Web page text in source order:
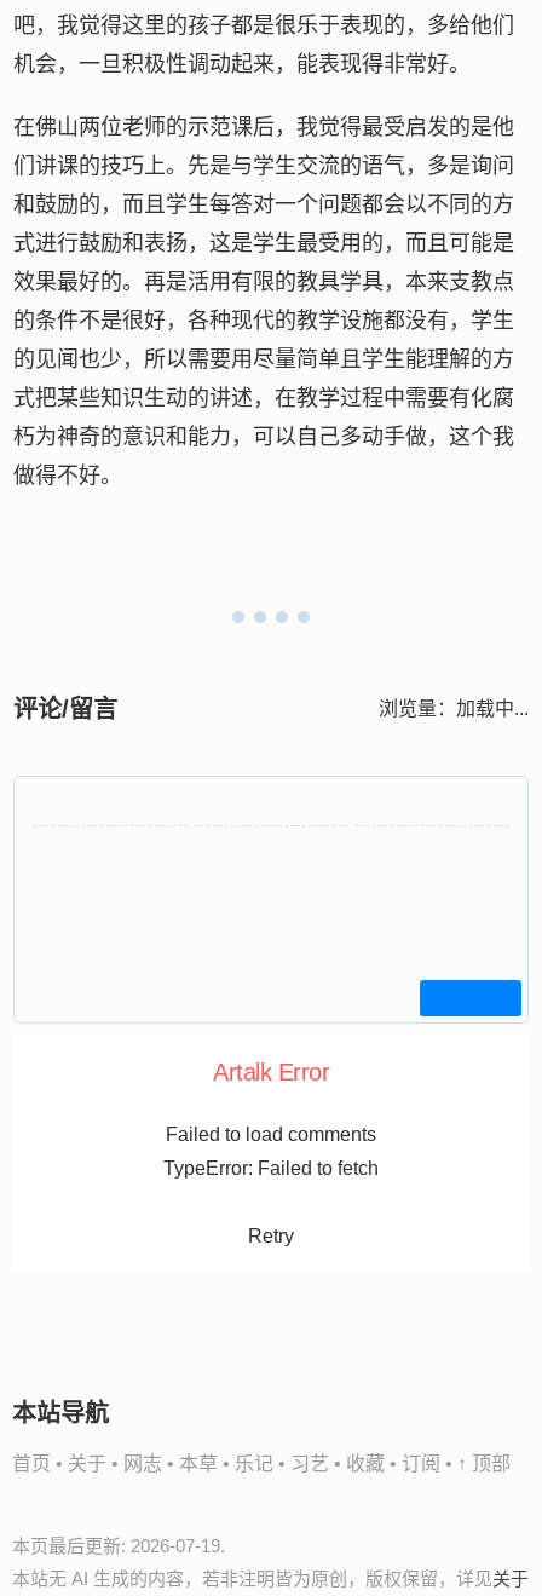
吧，我觉得这里的孩子都是很乐于表现的，多给他们
机会，一旦积极性调动起来，能表现得非常好。
在佛山两位老师的示范课后，我觉得最受启发的是他
们讲课的技巧上。先是与学生交流的语气，多是询问
和鼓励的，而且学生每答对一个问题都会以不同的方
式进行鼓励和表扬，这是学生最受用的，而且可能是
效果最好的。再是活用有限的教具学具，本来支教点
的条件不是很好，各种现代的教学设施都没有，学生
的见闻也少，所以需要用尽量简单且学生能理解的方
式把某些知识生动的讲述，在教学过程中需要有化腐
朽为神奇的意识和能力，可以自己多动手做，这个我
做得不好。
评论/留言 浏览量： 加载中...
Artalk Error
Failed to load comments
TypeError: Failed to fetch
Retry
本站导航
首页 • 关于 • 网志 • 本草 • 乐记 • 习艺 • 收藏 • 订阅 • ↑ 顶部
本页最后更新: 2026-07-19.
本站无 AI 生成的内容，若非注明皆为原创，版权保留，详见关于